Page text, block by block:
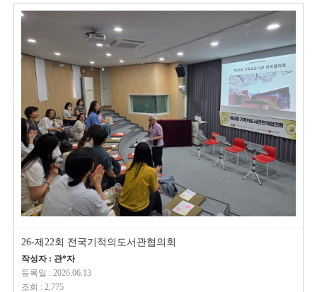
26-제22회 전국기적의도서관협의회
작성자 : 관*자
등록일 : 2026.06.13
조회 : 2,775